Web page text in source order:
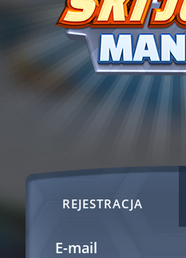
REJESTRACJA
E-mail